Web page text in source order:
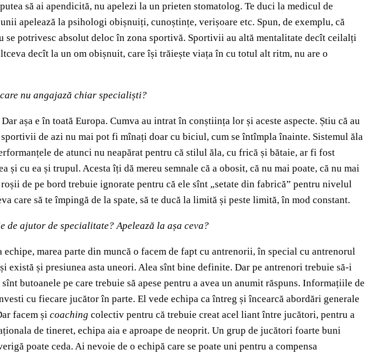
să ai apendicită, nu apelezi la un prieten stomatolog. Te duci la medicul de
apelează la psihologi obișnuiți, cunoștințe, verișoare etc. Spun, de exemplu, că
se potrivesc absolut deloc în zona sportivă. Sportivii au altă mentalitate decît ceilalți
decît la un om obișnuit, care își trăiește viața în cu totul alt ritm, nu are o
nu angajază chiar specialiști?
așa e în toată Europa. Cumva au intrat în conștiința lor și aceste aspecte. Știu că au
de azi nu mai pot fi mînați doar cu biciul, cum se întîmpla înainte. Sistemul ăla
de atunci nu neapărat pentru că stilul ăla, cu frică și bătaie, ar fi fost
cu ea și trupul. Acesta îți dă mereu semnale că a obosit, că nu mai poate, că nu mai
de pe bord trebuie ignorate pentru că ele sînt „setate din fabrică” pentru nivelul
care să te împingă de la spate, să te ducă la limită și peste limită, în mod constant.
ajutor de specialitate? Apelează la așa ceva?
marea parte din muncă o facem de fapt cu antrenorii, în special cu antrenorul
și presiunea asta uneori. Alea sînt bine definite. Dar pe antrenori trebuie să-i
butoanele pe care trebuie să apese pentru a avea un anumit răspuns. Informațiile de
cu fiecare jucător în parte. El vede echipa ca întreg și încearcă abordări generale
facem și coaching colectiv pentru că trebuie creat acel liant între jucători, pentru a
de tineret, echipa aia e aproape de neoprit. Un grup de jucători foarte buni
poate ceda. Ai nevoie de o echipă care se poate uni pentru a compensa